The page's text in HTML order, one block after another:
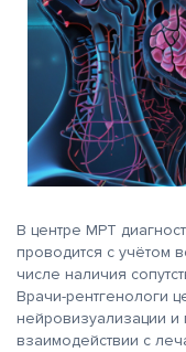
В центре МРТ
проводится с учётом
числе наличия
Врачи-рентгенологи
нейровизуализации и
взаимодействии с